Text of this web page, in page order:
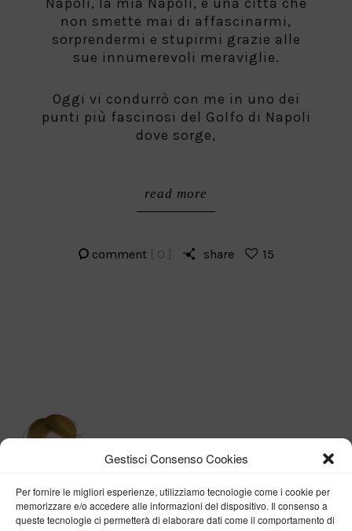
Gestisci Consenso Cookies
Per fornire le migliori esperienze, utilizziamo tecnologie come i cookie per
memorizzare e/o accedere alle informazioni del dispositivo. Il consenso a
queste tecnologie ci permetterà di elaborare dati come il comportamento di
non smette mai di affascinarmi,
sorprendermi e stupirmi grazie alle
sue innumerevoli meraviglie.
Oggi vi condurrò con me in uno dei
punti più fascinosi del Golfo di Napoli
dove sorge,
read more
comment [ 0 ] share 15